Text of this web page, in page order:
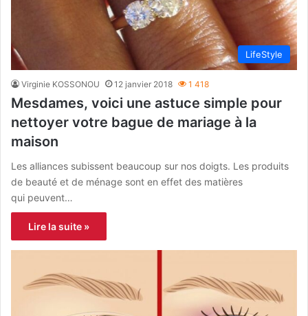
LifeStyle
Virginie KOSSONOU 12 janvier 2018 1 418
Mesdames, voici une astuce simple pour
nettoyer votre bague de mariage à la
maison
Les alliances subissent beaucoup sur nos doigts. Les produits
de beauté et de ménage sont en effet des matières
qui peuvent…
Lire la suite »